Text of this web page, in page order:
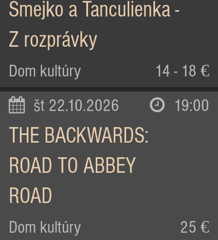
Smejko a Tanculienka -
Z rozprávky
Dom kultúry 14 - 18 €
št 22.10.2026 19:00
THE BACKWARDS:
ROAD TO ABBEY
ROAD
Dom kultúry 25 €